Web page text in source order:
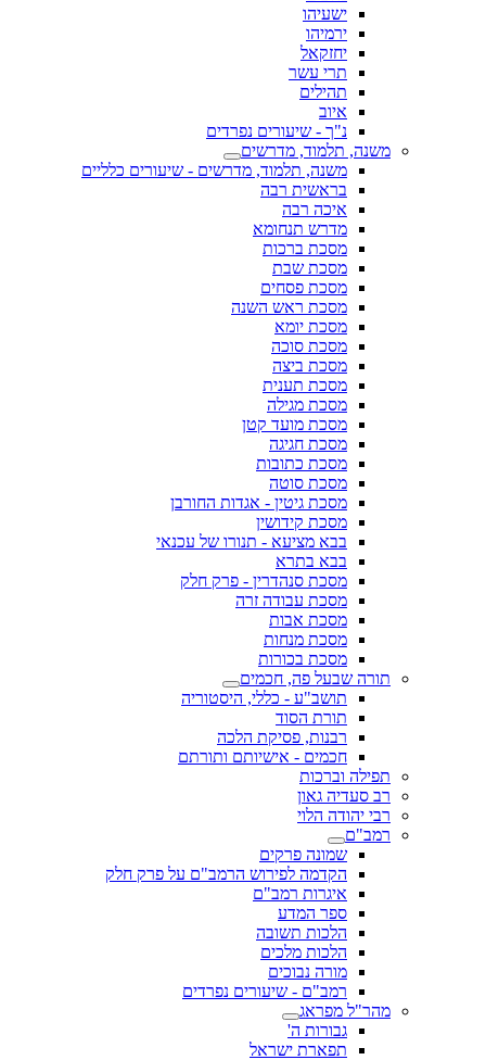
ישעיהו
ירמיהו
יחזקאל
תרי עשר
תהילים
איוב
נ"ך - שיעורים נפרדים
משנה, תלמוד, מדרשים
משנה, תלמוד, מדרשים - שיעורים כלליים
בראשית רבה
איכה רבה
מדרש תנחומא
מסכת ברכות
מסכת שבת
מסכת פסחים
מסכת ראש השנה
מסכת יומא
מסכת סוכה
מסכת ביצה
מסכת תענית
מסכת מגילה
מסכת מועד קטן
מסכת חגיגה
מסכת כתובות
מסכת סוטה
מסכת גיטין - אגדות החורבן
מסכת קידושין
בבא מציעא - תנורו של עכנאי
בבא בתרא
מסכת סנהדרין - פרק חלק
מסכת עבודה זרה
מסכת אבות
מסכת מנחות
מסכת בכורות
תורה שבעל פה, חכמים
תושב"ע - כללי, היסטוריה
תורת הסוד
רבנות, פסיקת הלכה
חכמים - אישיותם ותורתם
תפילה וברכות
רב סעדיה גאון
רבי יהודה הלוי
רמב"ם
שמונה פרקים
הקדמה לפירוש הרמב"ם על פרק חלק
איגרות רמב"ם
ספר המדע
הלכות תשובה
הלכות מלכים
מורה נבוכים
רמב"ם - שיעורים נפרדים
מהר"ל מפראג
גבורות ה'
תפארת ישראל